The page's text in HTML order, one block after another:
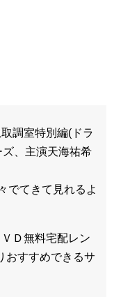
調室特別編(ドラ
、主演天海祐希
でてきて見れるよ
Ｄ無料宅配レン
おすすめできるサ